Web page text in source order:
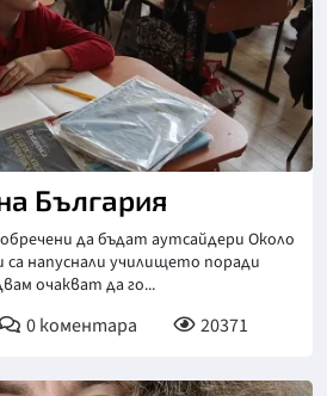
България
да бъдат аутсайдери Около
са напуснали училището поради
очакват да го...
0коментара 20371